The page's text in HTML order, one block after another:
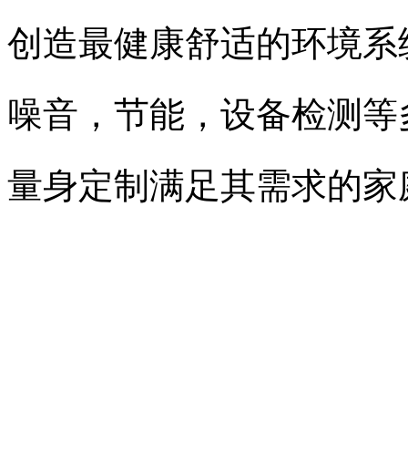
创造最健康舒适的环境
噪音，节能，设备检测
量身定制满足其需求的